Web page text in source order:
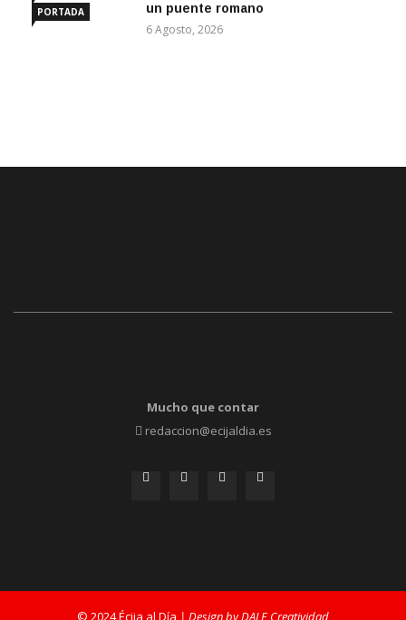
PORTADA
un puente romano
6 Agosto, 2026
Mucho que contar
redaccion@ecijaldia.es
© 2024 Écija al Día | Design by DALE Creatividad